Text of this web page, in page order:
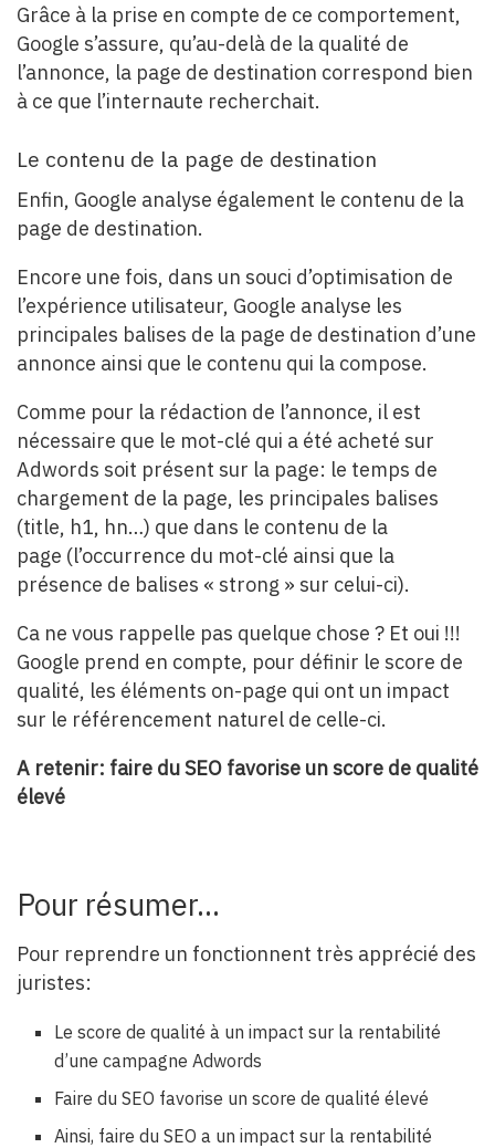
Grâce à la prise en compte de ce comportement,
Google s’assure, qu’au-delà de la qualité de
l’annonce, la page de destination correspond bien
à ce que l’internaute recherchait.
Le contenu de la page de destination
Enfin, Google analyse également le contenu de la
page de destination.
Encore une fois, dans un souci d’optimisation de
l’expérience utilisateur, Google analyse les
principales balises de la page de destination d’une
annonce ainsi que le contenu qui la compose.
Comme pour la rédaction de l’annonce, il est
nécessaire que le mot-clé qui a été acheté sur
Adwords soit présent sur la page: le temps de
chargement de la page, les principales balises
(title, h1, hn…) que dans le contenu de la
page (l’occurrence du mot-clé ainsi que la
présence de balises « strong » sur celui-ci).
Ca ne vous rappelle pas quelque chose ? Et oui !!!
Google prend en compte, pour définir le score de
qualité, les éléments on-page qui ont un impact
sur le référencement naturel de celle-ci.
A retenir: faire du SEO favorise un score de qualité
élevé
Pour résumer…
Pour reprendre un fonctionnent très apprécié des
juristes:
Le score de qualité à un impact sur la rentabilité
d’une campagne Adwords
Faire du SEO favorise un score de qualité élevé
Ainsi, faire du SEO a un impact sur la rentabilité